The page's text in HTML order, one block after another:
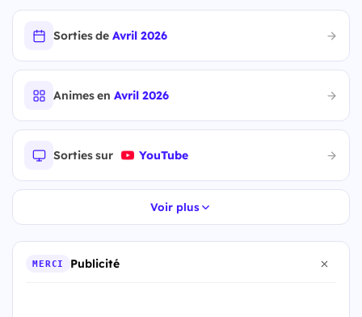
Sorties deAvril 2026
Animes enAvril 2026
Sorties sur YouTube
Voir plus
MERCI Publicité